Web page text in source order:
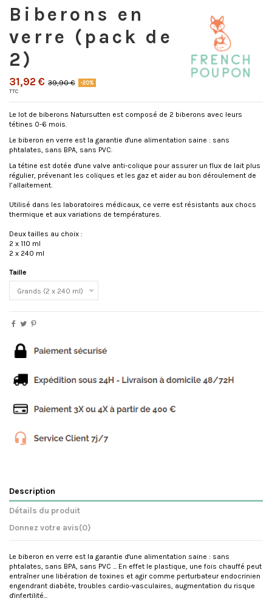
Biberons en
verre (pack de
2)
31,92 € 39,90 € -20%
TTC
Le lot de biberons Natursutten est composé de 2 biberons avec leurs
tétines 0-6 mois.
Le biberon en verre est la garantie d'une alimentation saine : sans
phtalates, sans BPA, sans PVC.
La tétine est dotée d'une valve anti-colique pour assurer un flux de lait plus
régulier, prévenant les coliques et les gaz et aider au bon déroulement de
l’allaitement.
Utilisé dans les laboratoires médicaux, ce verre est résistants aux chocs
thermique et aux variations de températures.
Deux tailles au choix :
2 x 110 ml
2 x 240 ml
Taille
Description
Détails du produit
Donnez votre avis(0)
Le biberon en verre est la garantie d'une alimentation saine : sans
phtalates, sans BPA, sans PVC ... En effet le plastique, une fois chauffé peut
entraîner une libération de toxines et agir comme perturbateur endocrinien
engendrant diabète, troubles cardio-vasculaires, augmentation du risque
d'infertilité...